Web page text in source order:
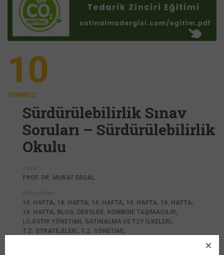
10
TEMMUZ
Sürdürülebilirlik Sınav
Soruları – Sürdürülebilirlik
Okulu
PROF. DR. MURAT ERDAL
14. HAFTA, 14. HAFTA, 14. HAFTA, 14. HAFTA, 14. HAFTA,
14. HAFTA, BLOG, DERSLER, KOMBINE TAŞIMACILIK,
LOJISTIK YÖNETIMI , SATINALMA VE TZY İLKELERI ,
T.Z. STRATEJILERI , T.Z. YÖNETIMI ,